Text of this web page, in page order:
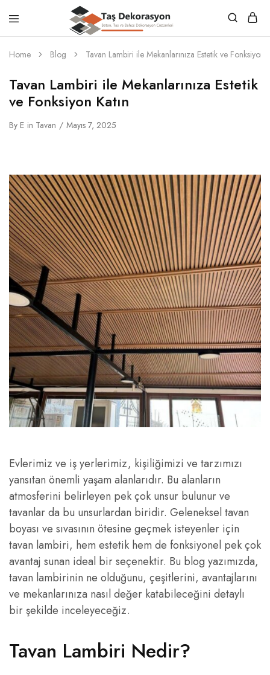
Taş
Dekorasyon
Beton,
Taş
ve
Dekorasyon
Çözümleri
Home Blog Tavan Lambiri ile Mekanlarınıza Estetik ve Fonksiyon
Tavan Lambiri ile Mekanlarınıza Estetik
ve Fonksiyon Katın
By E in Tavan Mayıs 7, 2025
Evlerimiz ve iş yerlerimiz, kişiliğimizi ve tarzımızı
yansıtan önemli yaşam alanlarıdır. Bu alanların
atmosferini belirleyen pek çok unsur bulunur ve
tavanlar da bu unsurlardan biridir. Geleneksel tavan
boyası ve sıvasının ötesine geçmek isteyenler için
tavan lambiri, hem estetik hem de fonksiyonel pek çok
avantaj sunan ideal bir seçenektir. Bu blog yazımızda,
tavan lambirinin ne olduğunu, çeşitlerini, avantajlarını
ve mekanlarınıza nasıl değer katabileceğini detaylı
bir şekilde inceleyeceğiz.
Tavan Lambiri Nedir?